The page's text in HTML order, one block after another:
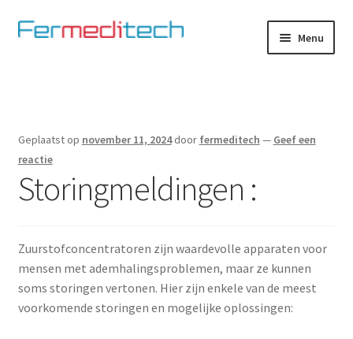
Ga
Ga
Menu
Certificaten
Contact pagina
Elementor #2946
Fit to fly
Geplaatst op november 11, 2024 door fermeditech — Geef een
reactie
Storingmeldingen :
Zuurstofconcentratoren zijn waardevolle apparaten voor
mensen met ademhalingsproblemen, maar ze kunnen
soms storingen vertonen. Hier zijn enkele van de meest
voorkomende storingen en mogelijke oplossingen: